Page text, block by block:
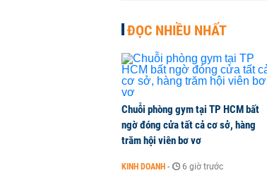
ĐỌC NHIỀU NHẤT
Chuỗi phòng gym tại TP HCM bất
ngờ đóng cửa tất cả cơ sở, hàng
trăm hội viên bơ vơ
KINH DOANH - 6 giờ trước